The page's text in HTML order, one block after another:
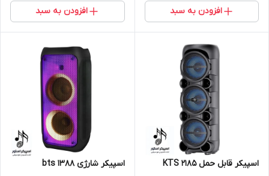
افزودن به سبد افزودن به سبد
اسپیکر قابل حمل KTS 2185 اسپیکر شارژی bts 1388